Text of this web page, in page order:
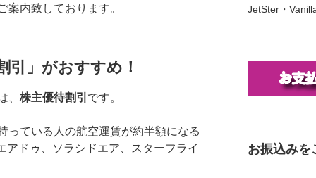
案内致しております。
引」がおすすめ！
、 株主優待割引 です。
っている人の航空運賃が約半額になる
ドゥ、ソラシドエア、スターフライ
JetSter・
お振込みを